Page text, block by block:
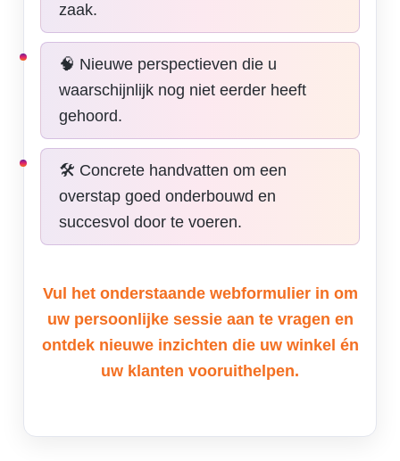
zaak.
🧠 Nieuwe perspectieven die u
waarschijnlijk nog niet eerder heeft
gehoord.
🛠️ Concrete handvatten om een
overstap goed onderbouwd en
succesvol door te voeren.
Vul het onderstaande webformulier in om
uw persoonlijke sessie aan te vragen en
ontdek nieuwe inzichten die uw winkel én
uw klanten vooruithelpen.